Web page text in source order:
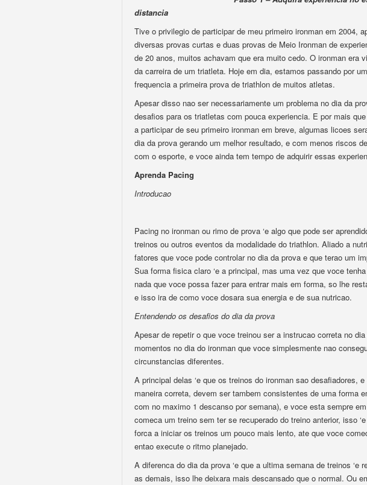
distancia
Tive o privilegio de participar de meu primeiro ironman em 2004,
diversas provas curtas e duas provas de Meio Ironman de
de 20 anos, muitos achavam que era muito cedo. O ironman era
da carreira de um triatleta. Hoje em dia, estamos passando por
frequencia a primeira prova de triathlon de muitos atletas.
Apesar disso nao ser necessariamente um problema no dia da
desafios para os triatletas com pouca experiencia. E por mais
a participar de seu primeiro ironman em breve, algumas licoes
dia da prova gerando um melhor resultado, e com menos riscos
com o esporte, e voce ainda tem tempo de adquirir essas
Aprenda Pacing
Introducao
Pacing no ironman ou rimo de prova ‘e algo que pode ser
treinos ou outros eventos da modalidade do triathlon. Aliado a
fatores que voce pode controlar no dia da prova e que terao um
Sua forma fisica claro ‘e a principal, mas uma vez que voce
nada que voce possa fazer para entrar mais em forma, so lhe
e isso ira de como voce dosara sua energia e de sua nutricao.
Entendendo os desafios do dia da prova
Apesar de repetir o que voce treinou ser a instrucao correta no
momentos no dia do ironman que voce simplesmente nao
circunstancias diferentes.
A principal delas ‘e que os treinos do ironman sao desafiadores,
maneira correta, devem ser tambem consistentes de uma forma
com no maximo 1 descanso por semana), e voce esta sempre
comeca um treino sem ter se recuperado do treino anterior, isso
forca a iniciar os treinos um pouco mais lento, ate que voce
entao execute o ritmo planejado.
A diferenca do dia da prova ‘e que a ultima semana de treinos ‘e
as demais, isso lhe deixara mais descansado que o normal. Ou